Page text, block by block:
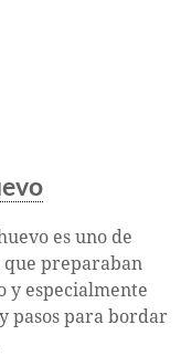
es uno de
que preparaban
y especialmente
pasos para bordar